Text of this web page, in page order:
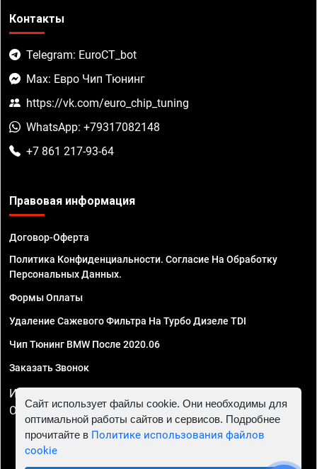
Контакты
Telegram: EuroCT_bot
Max: Евро Чип Тюнинг
https://vk.com/euro_chip_tuning
WhatsApp: +79317082148
+7 861 217-93-64
Правовая информация
Договор-Оферта
Политика Конфиденциальности. Согласие На Обработку
Персональных Данных.
Формы Оплаты
Удаление Сажевого Фильтра На Турбо Дизеле TDI
Чип Тюнинг BMW После 2020.06
Заказать Звонок
ИП Смирнов Георгий Павлович. ИНН 781302555843,
ОГРНИП 324470400032610
Сайт использует файлы cookie. Они необходимы для
оптимальной работы сайтов и сервисов. Подробнее
прочитайте в Политике использования файлов
cookie